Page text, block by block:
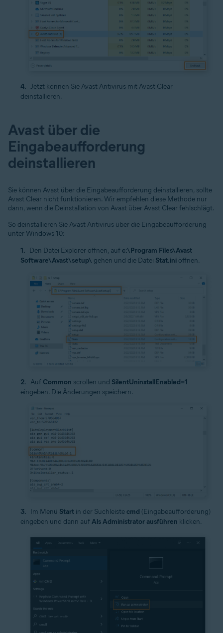
Jetzt können Sie Avast Antivirus mit Avast Clear
deinstallieren.
Avast über die
Eingabeaufforderung
deinstallieren
Sie können Avast über die Eingabeaufforderung deinstallieren, sollte
Avast Clear nicht funktionieren. Wir empfehlen diese Methode nur
dann, wenn die Deinstallation von Avast über Avast Clear fehlschlägt.
So deinstallieren Sie Avast Antivirus über die Eingabeaufforderung
unter Windows 10:
Den Datei Explorer öffnen, aufc:\Program Files\Avast
Software\Avast\setup\ gehen und die Datei Stat.ini öffnen.
Auf Common scrollen und SilentUninstallEnabled=1
eingeben. Die Änderungen speichern.
Im Menü Start in der Suchleistecmd (Eingabeaufforderung)
eingeben und dann aufAls Administrator ausführen klicken.